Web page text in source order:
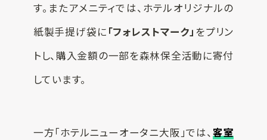
す。またアメニティでは、ホテルオリジナルの
紙製手提げ袋に 「フォレストマーク」 をプリン
トし、購入金額の一部を森林保全活動に寄付
しています。
一方「ホテルニューオータニ大阪」では、 客室